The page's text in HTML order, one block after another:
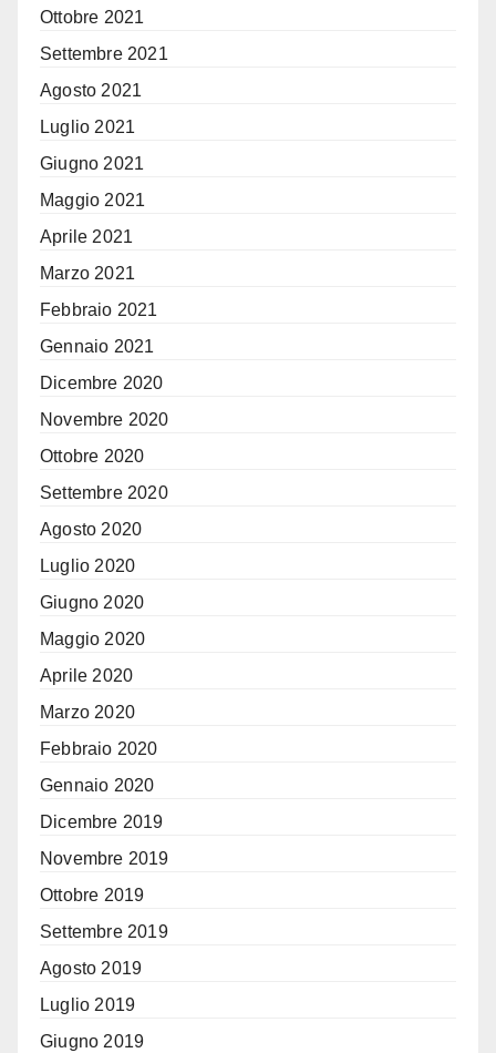
Ottobre 2021
Settembre 2021
Agosto 2021
Luglio 2021
Giugno 2021
Maggio 2021
Aprile 2021
Marzo 2021
Febbraio 2021
Gennaio 2021
Dicembre 2020
Novembre 2020
Ottobre 2020
Settembre 2020
Agosto 2020
Luglio 2020
Giugno 2020
Maggio 2020
Aprile 2020
Marzo 2020
Febbraio 2020
Gennaio 2020
Dicembre 2019
Novembre 2019
Ottobre 2019
Settembre 2019
Agosto 2019
Luglio 2019
Giugno 2019